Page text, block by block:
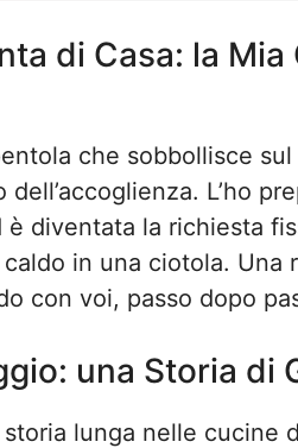
di Casa: la
che sobbollisce
dell’accoglienza. L’ho
diventata la richiesta
in una ciotola. Una
con voi, passo dopo
una Storia di
lunga nelle cucine